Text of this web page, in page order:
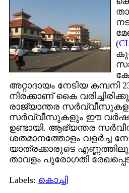
(
അറ്റാദായം നേടിയ കമ്പനി
നിരക്കാണ് കൈ
രാജ്യാന്തര
സര്‍വ്വീസുകളും ഈ വര്‍ഷം
ഉണ്ടായി. ആഭ്യന്തര
ശതമാനത്തോളം വളര്‍ച്ച
യാത്രക്കാരുടെ
താവളം പുരോഗതി
Labels: കൊച്ചി